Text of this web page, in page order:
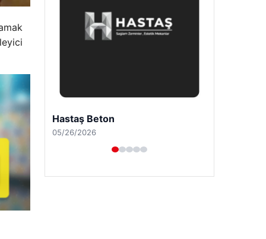
Enes Kaplan Avukatlık Bürosu
04/28/2026